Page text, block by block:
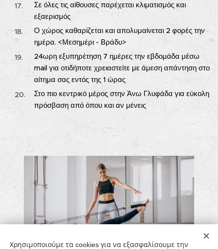
Σε όλες τις αίθουσες παρέχεται κλιματισμός και
εξαερισμός
Ο χώρος καθαρίζεται και απολυμαίνεται 2 φορές την
ημέρα. <Μεσημέρι - Βράδυ>
24ωρη εξυπηρέτηση 7 ημέρες την εβδομάδα μέσω
mail για οτιδήποτε χρειαστείτε με άμεση απάντηση στο
αίτημα σας εντός της 1 ώρας
Στο πιο κεντρικό μέρος στην Άνω Γλυφάδα για εύκολη
πρόσβαση από όπου και αν μένεις
Χρησιμοποιούμε τα cookies για να εξασφαλίσουμε την